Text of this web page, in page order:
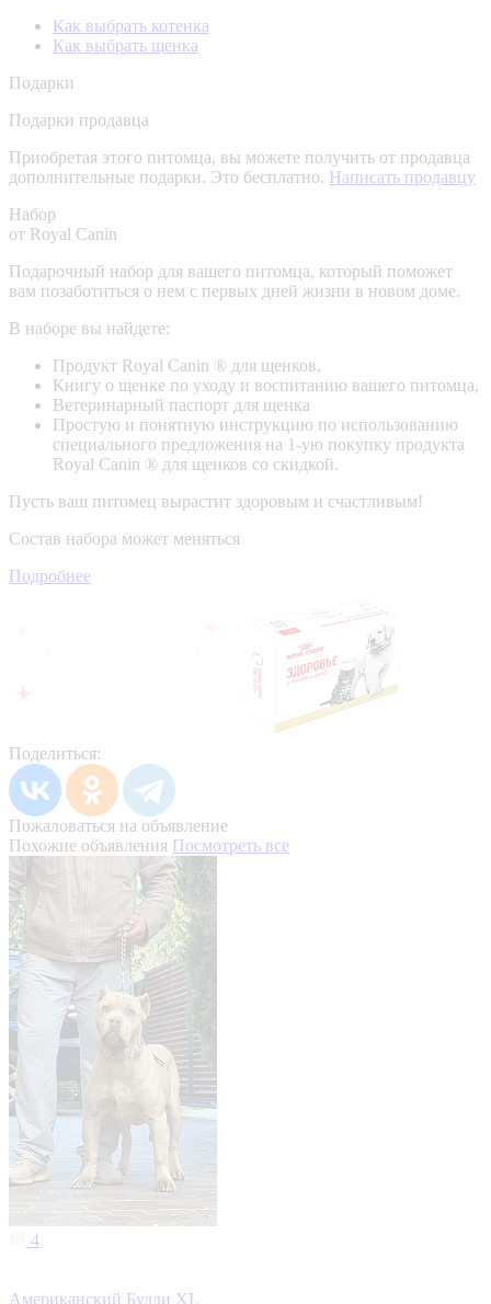
Как выбрать котенка
Как выбрать щенка
Подарки
Подарки продавца
Приобретая этого питомца, вы можете получить от продавца
дополнительные подарки. Это бесплатно. Написать продавцу
Набор
от Royal Canin
Подарочный набор для вашего питомца, который поможет
вам позаботиться о нем с первых дней жизни в новом доме.
В наборе вы найдете:
Продукт Royal Canin ® для щенков,
Книгу о щенке по уходу и воспитанию вашего питомца,
Ветеринарный паспорт для щенка
Простую и понятную инструкцию по использованию
специального предложения на 1-ую покупку продукта
Royal Canin ® для щенков со скидкой.
Пусть ваш питомец вырастит здоровым и счастливым!
Состав набора может меняться
Подробнее
Поделиться:
Пожаловаться на объявление
Похожие объявления Посмотреть все
4
Американский Булли XL